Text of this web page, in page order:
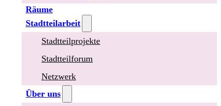
Räume
Stadtteilarbeit
Stadtteilprojekte
Stadtteilforum
Netzwerk
Über uns